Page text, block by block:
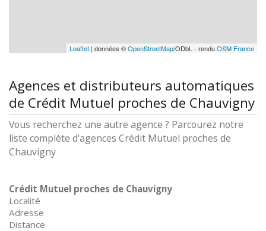
Leaflet | données ©OpenStreetMap/ODbL - renduOSM France
Agences et distributeurs automatiques
de Crédit Mutuel proches de Chauvigny
Vous recherchez une autre agence ? Parcourez notre
liste complète d'agences Crédit Mutuel proches de
Chauvigny
Crédit Mutuel proches de Chauvigny
Localité
Adresse
Distance